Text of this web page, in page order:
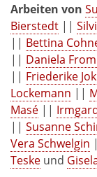
Arbeiten von
Bierstedt ||
|| Bettina
|| Daniela
|| Friederike
Lockemann ||
Masé ||
|| Susanne
Vera Schwelgin
Teske und